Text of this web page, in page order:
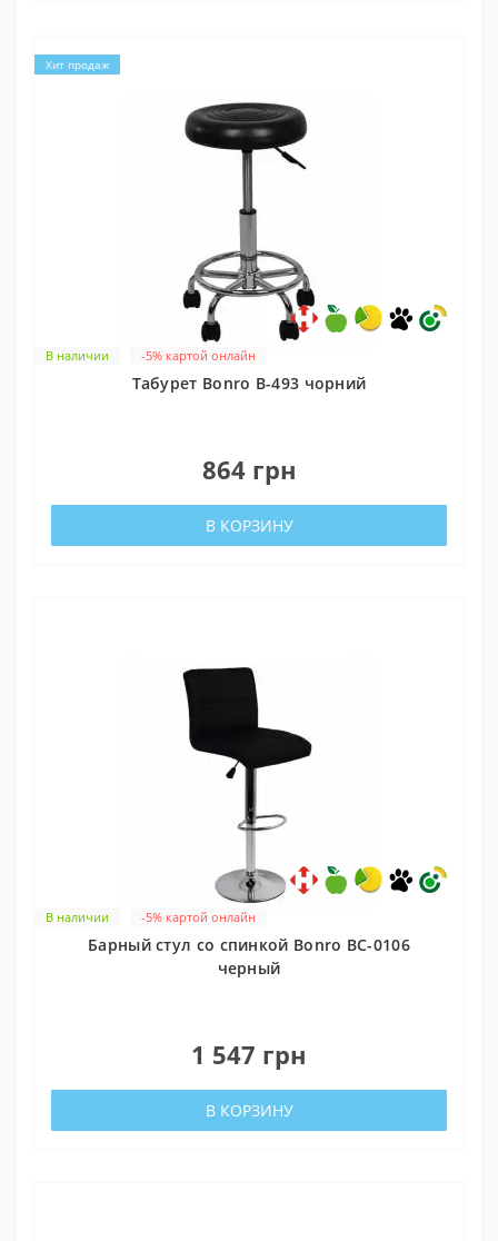
Хит продаж
В наличии -5% картой онлайн
Табурет Bonro B-493 чорний
864 грн
В КОРЗИНУ
В наличии -5% картой онлайн
Барный стул со спинкой Bonro BC-0106
черный
1 547 грн
В КОРЗИНУ